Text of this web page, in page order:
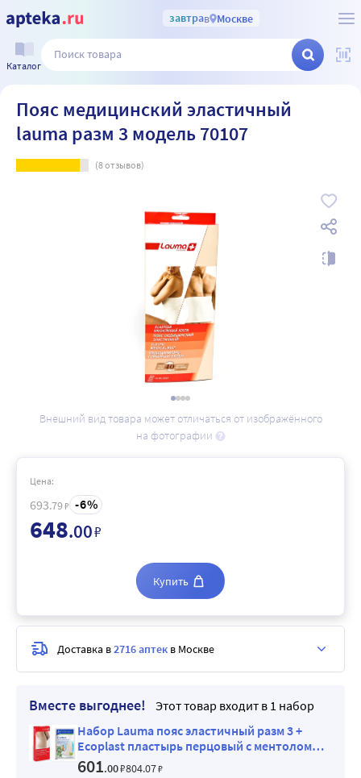
завтрав Москве
Каталог
Пояс медицинский эластичный
lauma разм 3 модель 70107
(8отзывов)
Внешний вид товара может отличаться от изображённого
на фотографии
Вместе выгоднее!
Этот товар входит в 1 набор
Набор Lauma пояс эластичный разм 3 +
Ecoplast пластырь перцовый с ментолом
Ecoment
601.00₽804.07₽
Цена:
693.79₽ 6
648.00₽
Купить
Доставка в2716 аптек в Москве